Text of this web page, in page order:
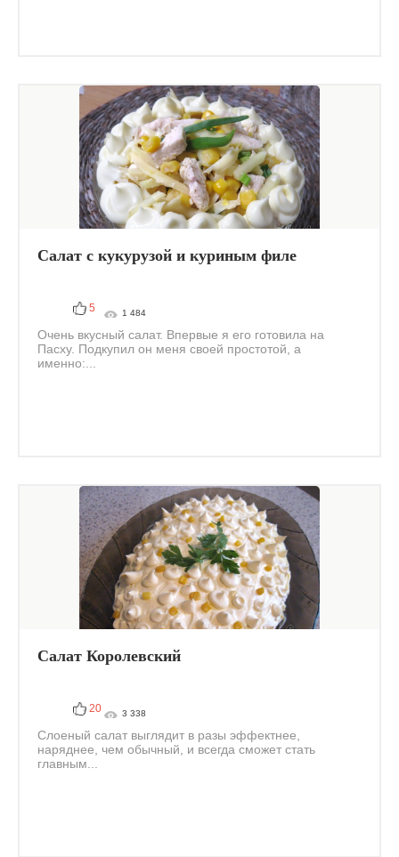
Салат с кукурузой и куриным филе
5 1 484
Очень вкусный салат. Впервые я его готовила на
Пасху. Подкупил он меня своей простотой, а
именно:...
Салат Королевский
20 3 338
Слоеный салат выглядит в разы эффектнее,
наряднее, чем обычный, и всегда сможет стать
главным...